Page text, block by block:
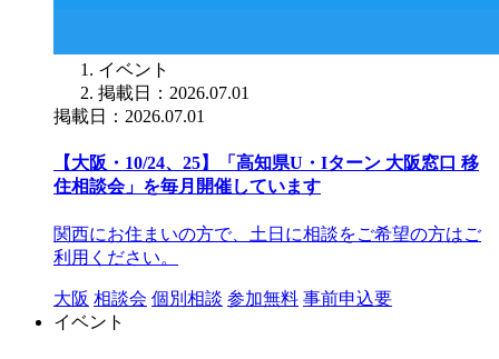
イベント
掲載日：2026.07.01
掲載日：2026.07.01
【大阪・10/24、25】「高知県U・Iターン 大阪窓口 移
住相談会」を毎月開催しています
関西にお住まいの方で、土日に相談をご希望の方はご
利用ください。
大阪 相談会 個別相談 参加無料 事前申込要
イベント